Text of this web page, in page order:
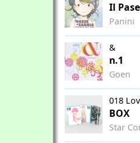
Il
Panini
&
n.1
Goen
018
BOX
Star